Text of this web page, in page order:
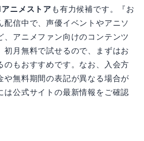
ニメストア も有力候補です。『お
配信中で、声優イベントやアニソ
、アニメファン向けのコンテンツ
初月無料で試せるので、まずはお
のもおすすめです。なお、入会方
や無料期間の表記が異なる場合が
は公式サイトの最新情報をご確認